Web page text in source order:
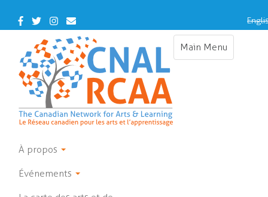
main
Facebook
TwitterInstagram
Contact
Us
Main Menu
Toggle
À propos
Événements